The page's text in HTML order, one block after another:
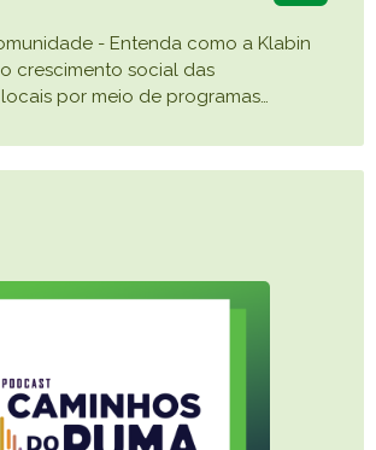
- Entenda como a Klabin
crescimento social das
por meio de programas…